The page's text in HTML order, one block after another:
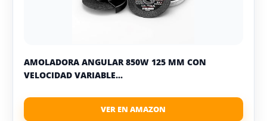
AMOLADORA ANGULAR 850W 125 MM CON
VELOCIDAD VARIABLE...